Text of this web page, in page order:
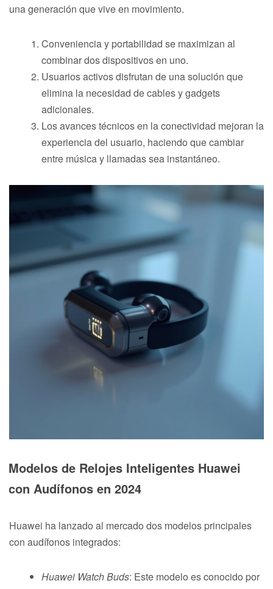
una generación que vive en movimiento.
Conveniencia y portabilidad se maximizan al
combinar dos dispositivos en uno.
Usuarios activos disfrutan de una solución que
elimina la necesidad de cables y gadgets
adicionales.
Los avances técnicos en la conectividad mejoran la
experiencia del usuario, haciendo que cambiar
entre música y llamadas sea instantáneo.
Modelos de Relojes Inteligentes Huawei
con Audífonos en 2024
Huawei ha lanzado al mercado dos modelos principales
con audífonos integrados:
Huawei Watch Buds: Este modelo es conocido por